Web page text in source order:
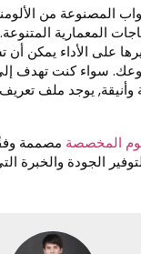
المصنوعة من
المعمارية المتنوعة.
على الأداء يمكن أن
سواء كنت تهدف إلى
يوجد ملف تعريف
المخصصةمصممة وفقًا